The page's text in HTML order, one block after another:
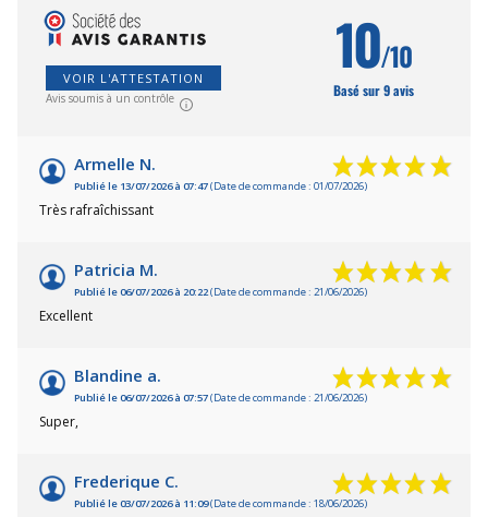
VOIR L'ATTESTATION
Avis soumis à un contrôle
10/10
Basé sur 9 avis
Armelle N.
Publié le 13/07/2026 à 07:47(Date de commande : 01/07/2026)
Très rafraîchissant
Patricia M.
Publié le 06/07/2026 à 20:22(Date de commande : 21/06/2026)
Excellent
Blandine a.
Publié le 06/07/2026 à 07:57(Date de commande : 21/06/2026)
Super,
Frederique C.
Publié le 03/07/2026 à 11:09(Date de commande : 18/06/2026)